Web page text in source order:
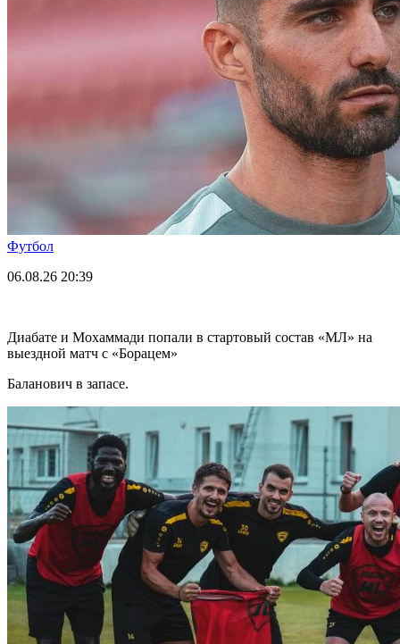
Футбол
06.08.26 20:39
Диабате и Мохаммади попали в стартовый состав «МЛ» на
выездной матч с «Борацем»
Баланович в запасе.